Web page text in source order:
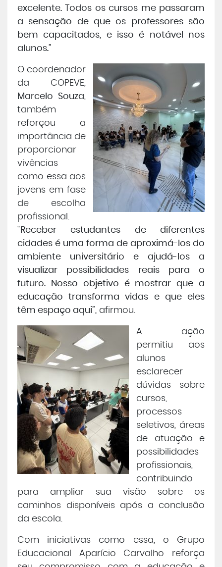
excelente. Todos os cursos me passaram
a sensação de que os professores são
bem capacitados, e isso é notável nos
alunos.”
O coordenador
da COPEVE,
Marcelo Souza,
também
reforçou a
importância de
proporcionar
vivências
como essa aos
jovens em fase
de escolha
profissional.
“Receber estudantes de diferentes
cidades é uma forma de aproximá-los do
ambiente universitário e ajudá-los a
visualizar possibilidades reais para o
futuro. Nosso objetivo é mostrar que a
educação transforma vidas e que eles
têm espaço aqui”, afirmou.
A ação
permitiu aos
alunos
esclarecer
dúvidas sobre
cursos,
processos
seletivos, áreas
de atuação e
possibilidades
profissionais,
contribuindo
para ampliar sua visão sobre os
caminhos disponíveis após a conclusão
da escola.
Com iniciativas como essa, o Grupo
Educacional Aparício Carvalho reforça